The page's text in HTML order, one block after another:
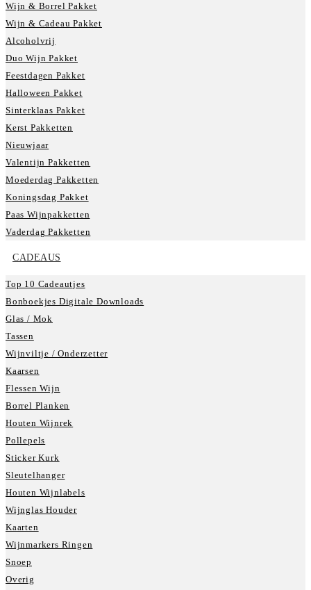
Wijn & Borrel Pakket
Wijn & Cadeau Pakket
Alcoholvrij
Duo Wijn Pakket
Feestdagen Pakket
Halloween Pakket
Sinterklaas Pakket
Kerst Pakketten
Nieuwjaar
Valentijn Pakketten
Moederdag Pakketten
Koningsdag Pakket
Paas Wijnpakketten
Vaderdag Pakketten
CADEAUS
Top 10 Cadeautjes
Bonboekjes Digitale Downloads
Glas / Mok
Tassen
Wijnviltje / Onderzetter
Kaarsen
Flessen Wijn
Borrel Planken
Houten Wijnrek
Pollepels
Sticker Kurk
Sleutelhanger
Houten Wijnlabels
Wijnglas Houder
Kaarten
Wijnmarkers Ringen
Snoep
Overig